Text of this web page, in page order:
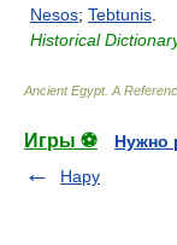
Nesos; Tebtunis
Historical
Ancient Egypt. A
Игры ⚽
Нужно
Hapy